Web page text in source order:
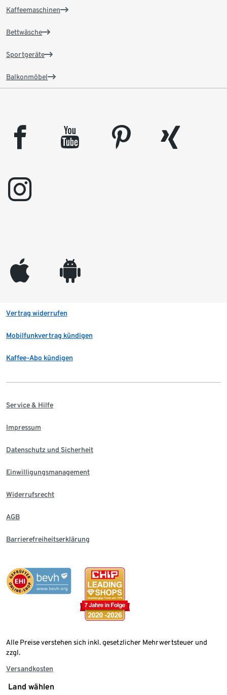
Kaffeemaschinen
Bettwäsche
Sportgeräte
Balkonmöbel
facebook youtube pinterest
xing
instagram
appleinc android
Vertrag widerrufen
Mobilfunkvertrag kündigen
Kaffee-Abo kündigen
Service & Hilfe
Impressum
Datenschutz und Sicherheit
Einwilligungsmanagement
Widerrufsrecht
AGB
Barrierefreiheitserklärung
Alle Preise verstehen sich inkl. gesetzlicher Mehrwertsteuer und
zzgl.
Versandkosten
Land wählen